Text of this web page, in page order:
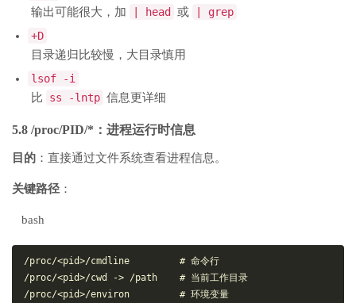
输出可能很大，加
| head 或
| grep
+D
目录递归比较慢，大目录慎用
lsof -i
比
ss -lntp 信息更详细
5.8 /proc/PID/*：进程运行时信息
目的 ：直接通过文件系统查看进程信息。
关键路径 ：
bash
/proc/<pid>/cmdline         # 命令行
/proc/<pid>/cwd -> /path    # 当前工作目录
/proc/<pid>/environ         # 环境变量